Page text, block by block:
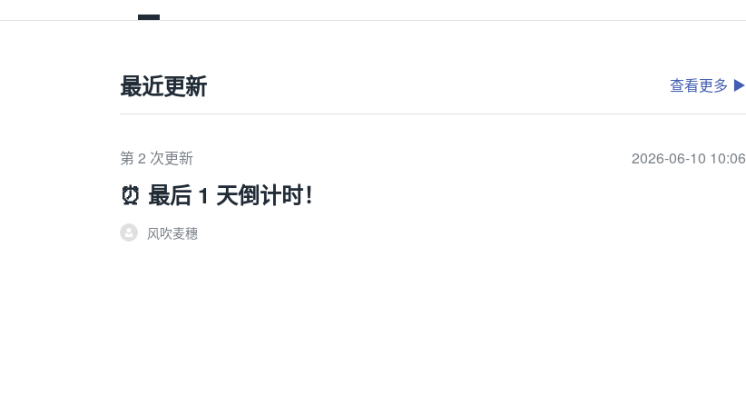
最近更新 查看更多
第 2 次更新 2026-06-10 10:06
⏰ 最后 1 天倒计时！
风吹麦穗